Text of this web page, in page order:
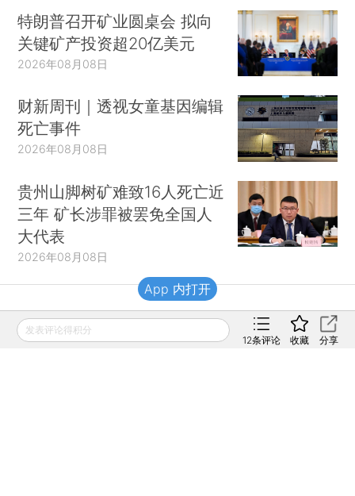
特朗普召开矿业圆桌会 拟向
关键矿产投资超20亿美元
2026年08月08日
财新周刊｜透视女童基因编辑
死亡事件
2026年08月08日
贵州山脚树矿难致16人死亡近
三年 矿长涉罪被罢免全国人
大代表
2026年08月08日
财新移动
发表评论得积分
12条评论 收藏 分享
App 内打开